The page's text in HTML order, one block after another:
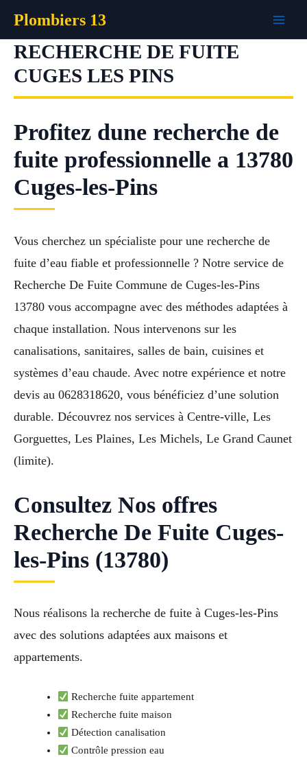
contenu
Plombiers 13
RECHERCHE DE FUITE
CUGES LES PINS
Profitez dune recherche de
fuite professionnelle a 13780
Cuges-les-Pins
Vous cherchez un spécialiste pour une recherche de
fuite d’eau fiable et professionnelle ? Notre service de
Recherche De Fuite Commune de Cuges-les-Pins
13780 vous accompagne avec des méthodes adaptées à
chaque installation. Nous intervenons sur les
canalisations, sanitaires, salles de bain, cuisines et
systèmes d’eau chaude. Avec notre expérience et notre
devis au 0628318620, vous bénéficiez d’une solution
durable. Découvrez nos services à Centre-ville, Les
Gorguettes, Les Plaines, Les Michels, Le Grand Caunet
(limite).
Consultez Nos offres
Recherche De Fuite Cuges-
les-Pins (13780)
Nous réalisons la recherche de fuite à Cuges-les-Pins
avec des solutions adaptées aux maisons et
appartements.
Recherche fuite appartement
Recherche fuite maison
Détection canalisation
Contrôle pression eau